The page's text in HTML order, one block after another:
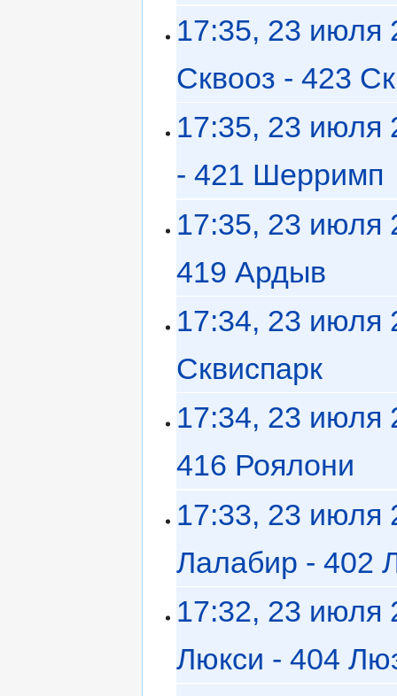
17:35, 23 июля
Сквооз - 423
17:35, 23 июля
- 421 Шерримп
17:35, 23 июля
419 Ардыв
17:34, 23 июля
Сквиспарк
17:34, 23 июля
416 Роялони
17:33, 23 июля
Лалабир - 402
17:32, 23 июля
Люкси - 404